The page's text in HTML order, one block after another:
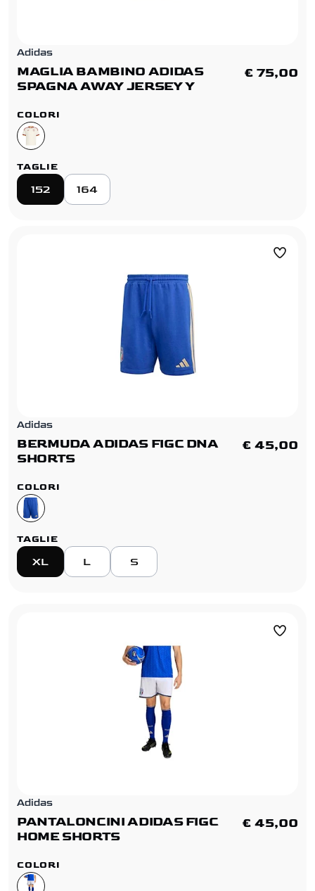
Adidas
MAGLIA BAMBINO ADIDAS
SPAGNA AWAY JERSEY Y
€ 75,00
COLORI
TAGLIE
152 164
Adidas
BERMUDA ADIDAS FIGC DNA
SHORTS
€ 45,00
COLORI
TAGLIE
XL L S
Adidas
PANTALONCINI ADIDAS FIGC
HOME SHORTS
€ 45,00
COLORI